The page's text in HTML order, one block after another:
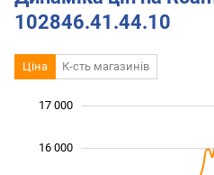
102846.41.44.10
Ціна К-сть магазинів
16 000
17 000